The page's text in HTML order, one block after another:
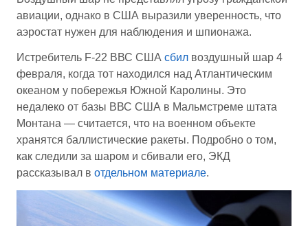
авиации, однако в США выразили уверенность, что
аэростат нужен для наблюдения и шпионажа.
Истребитель F-22 ВВС США сбил воздушный шар 4
февраля, когда тот находился над Атлантическим
океаном у побережья Южной Каролины. Это
недалеко от базы ВВС США в Мальмстреме штата
Монтана — считается, что на военном объекте
хранятся баллистические ракеты. Подробно о том,
как следили за шаром и сбивали его, ЭКД
рассказывал в отдельном материале.